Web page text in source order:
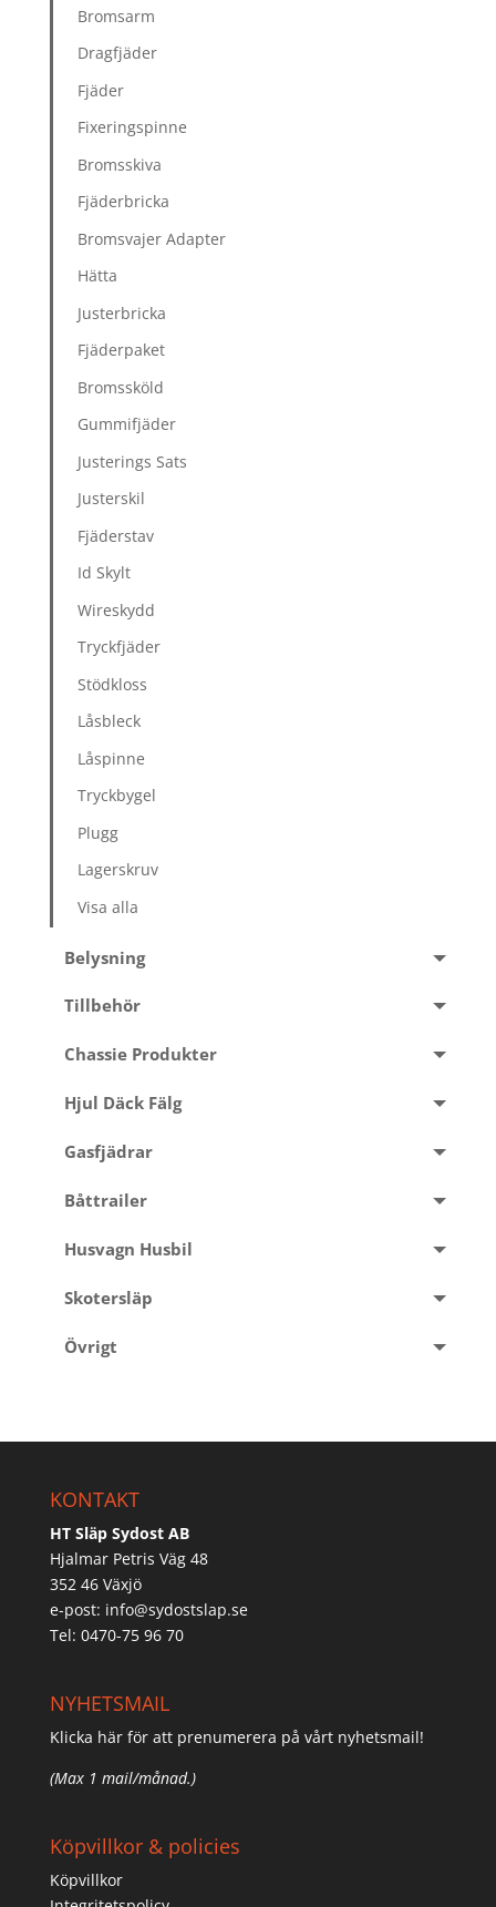
Bromsarm
Dragfjäder
Fjäder
Fixeringspinne
Bromsskiva
Fjäderbricka
Bromsvajer Adapter
Hätta
Justerbricka
Fjäderpaket
Bromssköld
Gummifjäder
Justerings Sats
Justerskil
Fjäderstav
Id Skylt
Wireskydd
Tryckfjäder
Stödkloss
Låsbleck
Låspinne
Tryckbygel
Plugg
Lagerskruv
Visa alla
Belysning
Tillbehör
Chassie Produkter
Hjul Däck Fälg
Gasfjädrar
Båttrailer
Husvagn Husbil
Skotersläp
Övrigt
KONTAKT
HT Släp Sydost AB
Hjalmar Petris Väg 48
352 46 Växjö
e-post: info@sydostslap.se
Tel: 0470-75 96 70
NYHETSMAIL
Klicka här för att prenumerera på vårt nyhetsmail!
(Max 1 mail/månad.)
Köpvillkor & policies
Köpvillkor